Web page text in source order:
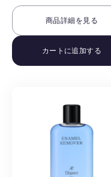
商品詳細を見る
カートに追加する